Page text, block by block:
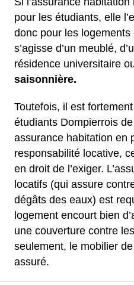
pour les étudiants, elle
donc pour les logements
s’agisse d’un meublé,
résidence universitaire
saisonnière.
Toutefois, il est
étudiants Dompierrois
assurance habitation en
responsabilité locative,
en droit de l’exiger.
locatifs (qui assure
dégâts des eaux) est
logement encourt bien
une couverture contre
seulement, le mobilier de
assuré.